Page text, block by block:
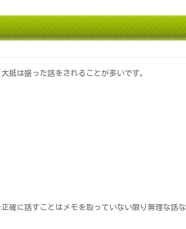
抵は盛った話をされることが多いです。
確に話すことはメモを取っていない限り無理な話な